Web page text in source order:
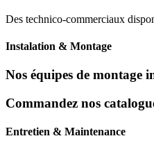
Des technico-commerciaux
Instalation & Montage
Nos équipes de montage
Commandez nos
Entretien & Maintenance